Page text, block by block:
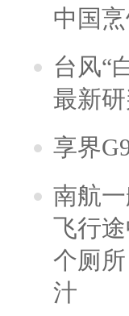
中国
台风“
最新研
享界
南航
飞行
个厕
汁